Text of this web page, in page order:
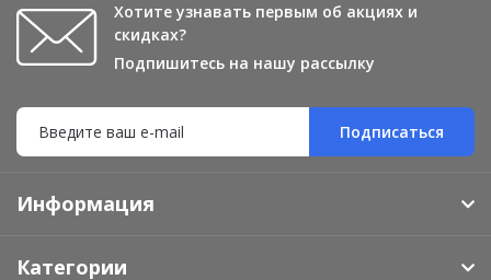
Хотите узнавать первым об акциях и
скидках?
Подпишитесь на нашу рассылку
Подписаться
Информация
Категории